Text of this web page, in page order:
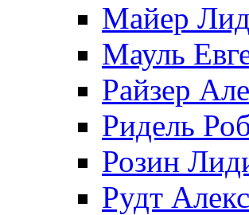
Майер
Мауль
Райзер
Ридель
Розин
Рудт